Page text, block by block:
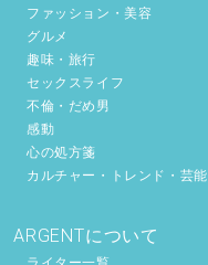
ファッション・美容
グルメ
趣味・旅行
セックスライフ
不倫・だめ男
感動
心の処方箋
カルチャー・トレンド・芸能
ARGENTについて